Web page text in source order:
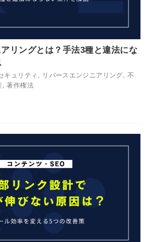
リングとは？手法3種と違法にな
キュリティ, リバースエンジニアリング, 不
,著作権法